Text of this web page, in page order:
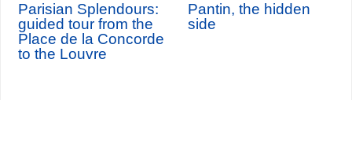
Parisian Splendours:
guided tour from the
Place de la Concorde
to the Louvre
Pantin, the hidden
side